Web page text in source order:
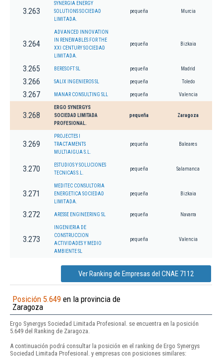
3.263
SYNERGIA ENERGY
SOLUTIONS SOCIEDAD
LIMITADA.
pequeña Murcia
3.264
ADVANCED INNOVATION
IN RENEWABLES FOR THE
XXI CENTURY SOCIEDAD
LIMITADA.
pequeña Bizkaia
3.265 BERESOFT SL pequeña Madrid
3.266 SALIX INGENIEROS SL pequeña Toledo
3.267 MANAR CONSULTING SLL pequeña Valencia
3.268
ERGO SYNERGYS
SOCIEDAD LIMITADA
PROFESIONAL.
pequeña Zaragoza
3.269
PROJECTES I
TRACTAMENTS
MULTIAIGUA S.L.
pequeña Baleares
3.270
ESTUDIOS Y SOLUCIONES
TECNICAS S.L.
pequeña Salamanca
3.271
MEDITEC CONSULTORIA
ENERGETICA SOCIEDAD
LIMITADA.
pequeña Bizkaia
3.272 ARESSE ENGINEERING SL pequeña Navarra
3.273
INGENIERIA DE
CONSTRUCCION
ACTIVIDADES Y MEDIO
AMBIENTE SL
pequeña Valencia
Ver Ranking de Empresas del CNAE 7112
Posición 5.649 en la provincia de
Zaragoza
Ergo Synergys Sociedad Limitada Profesional. se encuentra en la posición
5.649 del Ranking de Zaragoza.
A continuación podrá consultar la posición en el ranking de Ergo Synergys
Sociedad Limitada Profesional. y empresas con posiciones similares: